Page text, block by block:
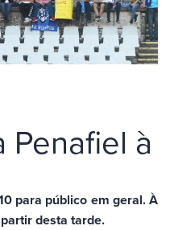
Penafiel à
para público em geral. À
desta tarde.